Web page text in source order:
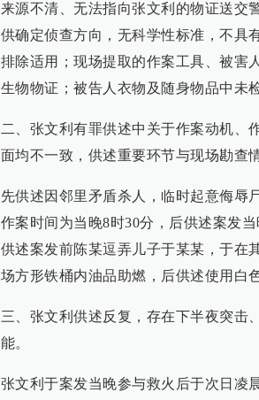
来源不清、无法指向张文利的物证送交
供确定侦查方向，无科学性标准，不具
排除适用；现场提取的作案工具、被害
生物物证；被告人衣物及随身物品中未
二、张文利有罪供述中关于作案动机、
面均不一致，供述重要环节与现场勘查
先供述因邻里矛盾杀人，临时起意侮辱
作案时间为当晚8时30分，后供述案发
供述案发前陈某逗弄儿子于某某，于在
场方形铁桶内油品助燃，后供述使用白
三、张文利供述反复，存在下半夜突击
能。
张文利于案发当晚参与救火后于次日凌